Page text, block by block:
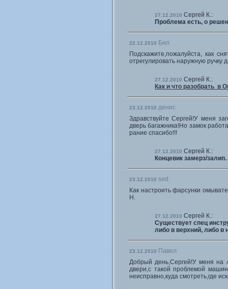
27.12.2010 Сергей К.:
Проблема есть, о
22.12.2010 Бил
Подскажите,пожалуйста, как
отрегулировать наружную ручку
27.12.2010 Сергей К.:
Как и что разобрать в
23.12.2010 денис
Здравствуйте Сергей!У меня
дверь багажника!Но замок
рание спасибо!!!
27.12.2010 Сергей К.:
Концевик замерз/
23.12.2010 sed
Как настроить фарсунки
Н.
27.12.2010 Сергей К.:
Существует спец
либо в верхний, либо в
23.12.2010 Павел
Добрый день,Сергей!У меня на
двери,с такой проблемой
неисправно,куда смотреть,где